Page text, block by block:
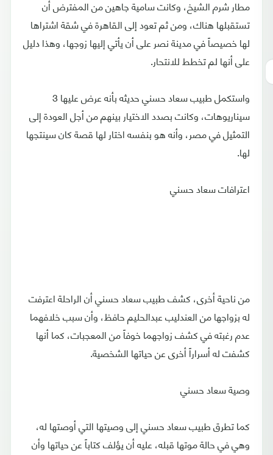
مطار شرم الشيخ، وكانت سامية جاهين من المفترض أن
تستقبلها هناك، ومن ثم تعود إلى القاهرة في شقة اشتراها
لها خصيصاً في مدينة نصر على أن يأتي إليها زوجها، وهذا دليل
على أنها لم تخطط للانتحار.
واستكمل طبيب سعاد حسني حديثه بأنه عرض عليها 3
سيناريوهات، وكانت بصدد الاختيار بينهم من أجل العودة إلى
التمثيل في مصر، وأنه هو بنفسه اختار لها قصة كان سينتجها
لها.
اعترافات سعاد حسني
من ناحية أخرى، كشف طبيب سعاد حسني أن الراحلة اعترفت
له بزواجها من العندليب عبدالحليم حافظ، وأن سبب خلافهما
عدم رغبته في كشف زواجهما خوفاً من المعجبات، كما أنها
كشفت له أسراراً أخرى عن حياتها الشخصية.
وصية سعاد حسني
كما تطرق طبيب سعاد حسني إلى وصيتها التي أوصتها له،
وهي في حالة موتها قبله، عليه أن يؤلف كتاباً عن حياتها وأن